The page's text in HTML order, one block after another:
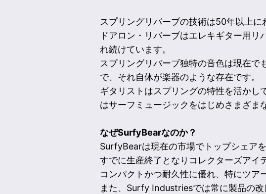
スプリングリバーブの技術は50年以上
ドアロン・リバーブはエレキギター用
れ続けています。
スプリングリバーブ独特の音色は現在で
で、それ自体が楽器のような存在です。
ギタリストはスプリングの特性を活かし
はサーフミュージックをはじめさまざま
なぜSurfyBearなのか？
SurfyBearは現在の市場でトップシェア
すでに生産終了となりコレクターズアイ
コンパクトかつ耐久性に優れ、特にツア
また、Surfy Industriesでは常に製品の